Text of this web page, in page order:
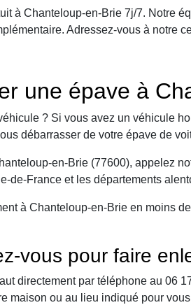
à Chanteloup-en-Brie 7j/7. Notre
Adressez-vous à notre
une épave à
? Si vous avez un véhicule
débarrasser de votre épave de
en-Brie (77600), appelez
de-France et les départements
à Chanteloup-en-Brie en moins
vous pour faire
directement par téléphone au 06
maison ou au lieu indiqué pour